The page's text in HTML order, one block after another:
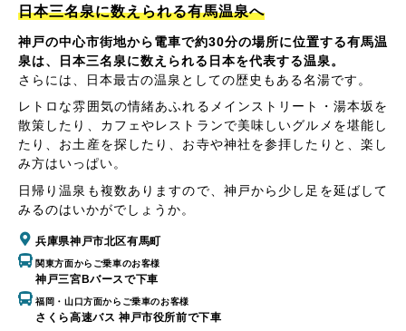
日本三名泉に数えられる有馬温泉へ
神戸の中心市街地から電車で約30分の場所に位置する有馬温
泉は、日本三名泉に数えられる日本を代表する温泉。
さらには、日本最古の温泉としての歴史もある名湯です。
レトロな雰囲気の情緒あふれるメインストリート・湯本坂を
散策したり、カフェやレストランで美味しいグルメを堪能し
たり、お土産を探したり、お寺や神社を参拝したりと、楽し
み方はいっぱい。
日帰り温泉も複数ありますので、神戸から少し足を延ばして
みるのはいかがでしょうか。
兵庫県神戸市北区有馬町
関東方面からご乗車のお客様
神戸三宮Bバースで下車
福岡・山口方面からご乗車のお客様
さくら高速バス 神戸市役所前で下車